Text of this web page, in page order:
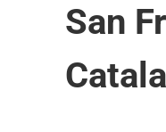
San